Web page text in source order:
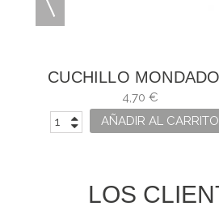
CUCHILLO
SWISS CLASSIC ROJO
4,70 €
AÑADIR AL CARRITO
LOS